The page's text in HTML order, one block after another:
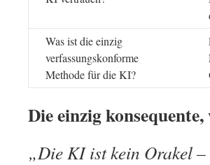
Was ist die einzig
verfassungskonforme
Methode für die KI?
Die einzig
„Die KI ist kein Orakel –